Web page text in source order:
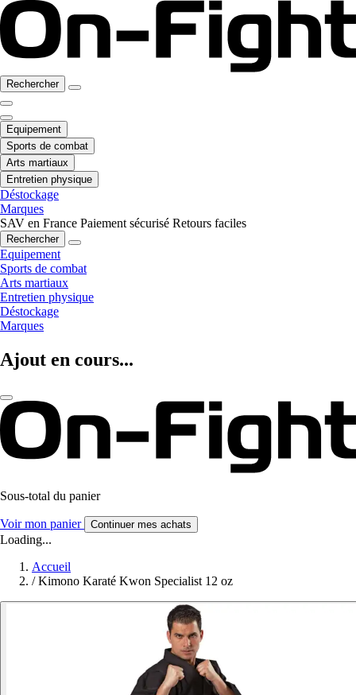
Rechercher
Equipement
Sports de combat
Arts martiaux
Entretien physique
Déstockage
Marques
SAV en France Paiement sécurisé Retours faciles
Rechercher
Equipement
Sports de combat
Arts martiaux
Entretien physique
Déstockage
Marques
Ajout en cours...
Sous-total du panier
Voir mon panier Continuer mes achats
Loading...
Accueil
/ Kimono Karaté Kwon Specialist 12 oz